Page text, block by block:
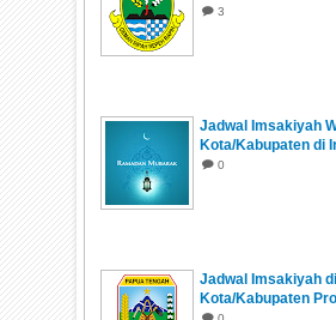
Ramadhan 1447 H/
3
Jadwal Imsakiyah
Kota/Kabupaten di
0
Jadwal Imsakiyah di
Kota/Kabupaten